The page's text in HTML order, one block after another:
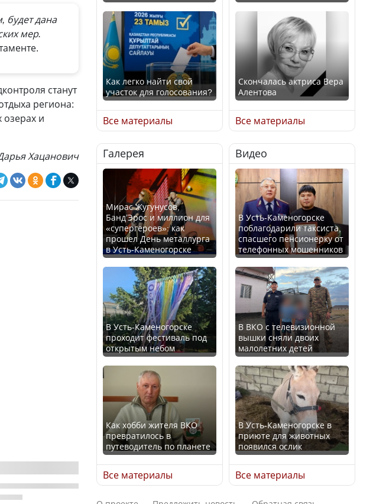
будет дана
мер.
станут
региона:
и
Хацанович
Как легко найти свой
участок для голосования?
Минтруда назвало
отрасли с самыми
высокими зарплатными
предложениями
Искусственный интеллект
официально включили в
школьную программу
Казахстана
В Казахстане стало
проще получить
направления на
медицинские
обследования
Қазақстан Орталық Азия
елдері арасында әл-ауқат
индексінде көш бастады
Все материалы
Скончалась актриса Вера
Алентова
В РФ вынесен заочный
приговор по уголовному
делу об убийстве Игоря
Талькова
В России введены
дополнительные
ограничения для
казахстанских прав
Трамп официально
вступил в должность
президента США
Луну признали объектом
культурного наследия,
находящегося под
угрозой исчезновения
Все материалы
Галерея
Мирас Жугунусов,
Банд’Эрос и миллион для
«супергероев»: как
прошел День металлурга
в Усть-Каменогорске
В Усть-Каменогорске
проходит фестиваль под
открытым небом
Как хобби жителя ВКО
превратилось в
путеводитель по планете
Все материалы
Видео
В Усть-Каменогорске
поблагодарили таксиста,
спасшего пенсионерку от
телефонных мошенников
В ВКО с телевизионной
вышки сняли двоих
малолетних детей
В Усть-Каменогорске в
приюте для животных
появился ослик
Все материалы